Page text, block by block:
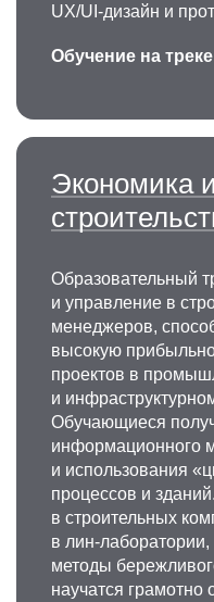
UX/UI-дизайн и
Обучение на
Экономика
Образовательный
и управление в
менеджеров,
высокую
проектов в
и
Обучающиеся
информационного
и использования
процессов и
в строительных
в лин-
методы
научатся грамотно